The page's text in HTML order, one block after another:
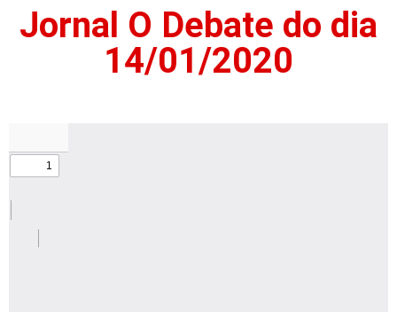
Jornal O Debate do dia
14/01/2020